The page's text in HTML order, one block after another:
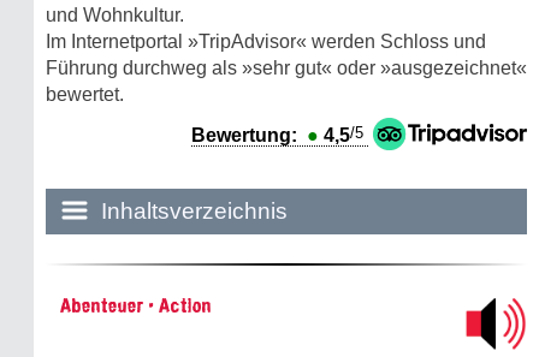
und Wohnkultur.
Im Internetportal »TripAdvisor« werden Schloss und
Führung durchweg als »sehr gut« oder »ausgezeichnet«
bewertet.
Bewertung: ● 4,5/5
Inhaltsverzeichnis
Historie:
Abenteuer • Action